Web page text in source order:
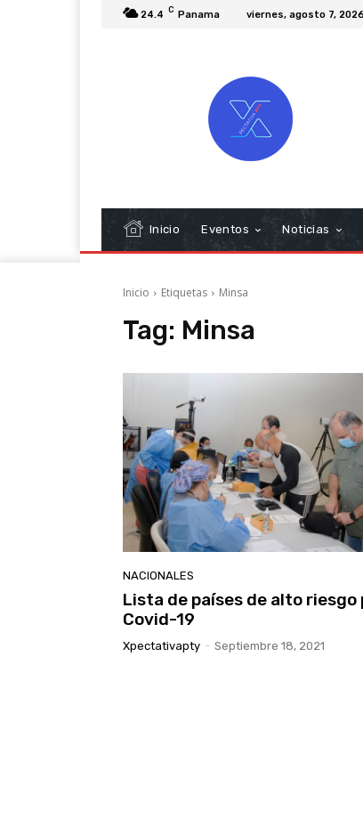
24.4 C Panama viernes, agosto 7, 2026
Inicio Eventos Noticias
Inicio Etiquetas Minsa
Tag: Minsa
NACIONALES
Lista de países de alto riesgo
Covid-19
Xpectativapty - Septiembre 18, 2021